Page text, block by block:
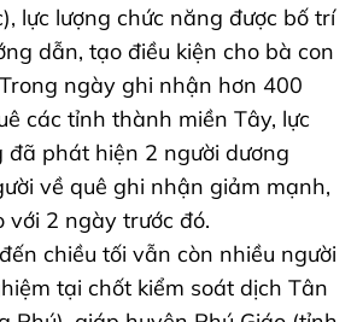
lực lượng chức năng được bố trí
dẫn, tạo điều kiện cho bà con
ngày ghi nhận hơn 400
các tỉnh thành miền Tây, lực
đã phát hiện 2 người dương
về quê ghi nhận giảm mạnh,
với 2 ngày trước đó.
chiều tối vẫn còn nhiều người
tại chốt kiểm soát dịch Tân